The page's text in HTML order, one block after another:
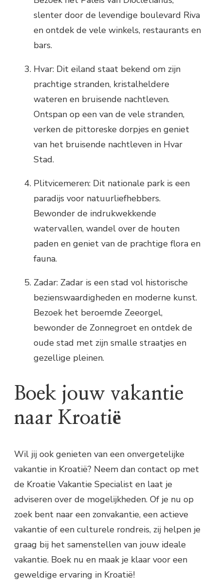
slenter door de levendige boulevard Riva
en ontdek de vele winkels, restaurants en
bars.
Hvar: Dit eiland staat bekend om zijn
prachtige stranden, kristalheldere
wateren en bruisende nachtleven.
Ontspan op een van de vele stranden,
verken de pittoreske dorpjes en geniet
van het bruisende nachtleven in Hvar
Stad.
Plitvicemeren: Dit nationale park is een
paradijs voor natuurliefhebbers.
Bewonder de indrukwekkende
watervallen, wandel over de houten
paden en geniet van de prachtige flora en
fauna.
Zadar: Zadar is een stad vol historische
bezienswaardigheden en moderne kunst.
Bezoek het beroemde Zeeorgel,
bewonder de Zonnegroet en ontdek de
oude stad met zijn smalle straatjes en
gezellige pleinen.
Boek jouw vakantie
naar Kroatië
Wil jij ook genieten van een onvergetelijke
vakantie in Kroatië? Neem dan contact op met
de Kroatie Vakantie Specialist en laat je
adviseren over de mogelijkheden. Of je nu op
zoek bent naar een zonvakantie, een actieve
vakantie of een culturele rondreis, zij helpen je
graag bij het samenstellen van jouw ideale
vakantie. Boek nu en maak je klaar voor een
geweldige ervaring in Kroatië!